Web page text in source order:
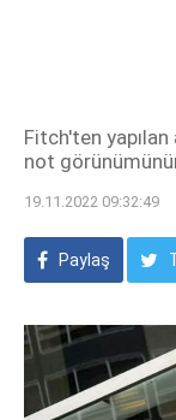
Fitch'ten
not
19.11.2022 09:32:49
Paylaş